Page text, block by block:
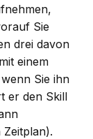
Sie
drei davon
einem
Sie ihn
er den Skill